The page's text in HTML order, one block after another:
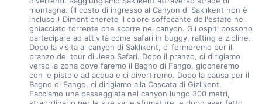
montagna. (Il costo di ingresso al Canyon di Saklıkent non è
incluso.) Dimenticherete il calore soffocante dell'estate nel
ghiacciato torrente che scorre nel canyon. Gli ospiti possono
partecipare ad attività come safari in buggy, rafting e zipline.
Dopo la visita al canyon di Saklıkent, ci fermeremo per il
pranzo del tour di Jeep Safari. Dopo il pranzo, ci dirigiamo
verso la zona dove faremo il Bagno di Fango, giocheremo
con le pistole ad acqua e ci divertiremo. Dopo la pausa per il
Bagno di Fango, ci dirigiamo alla Cascata di Gizlikent.
Facciamo una passeggiata nel canyon lungo 300 metri,